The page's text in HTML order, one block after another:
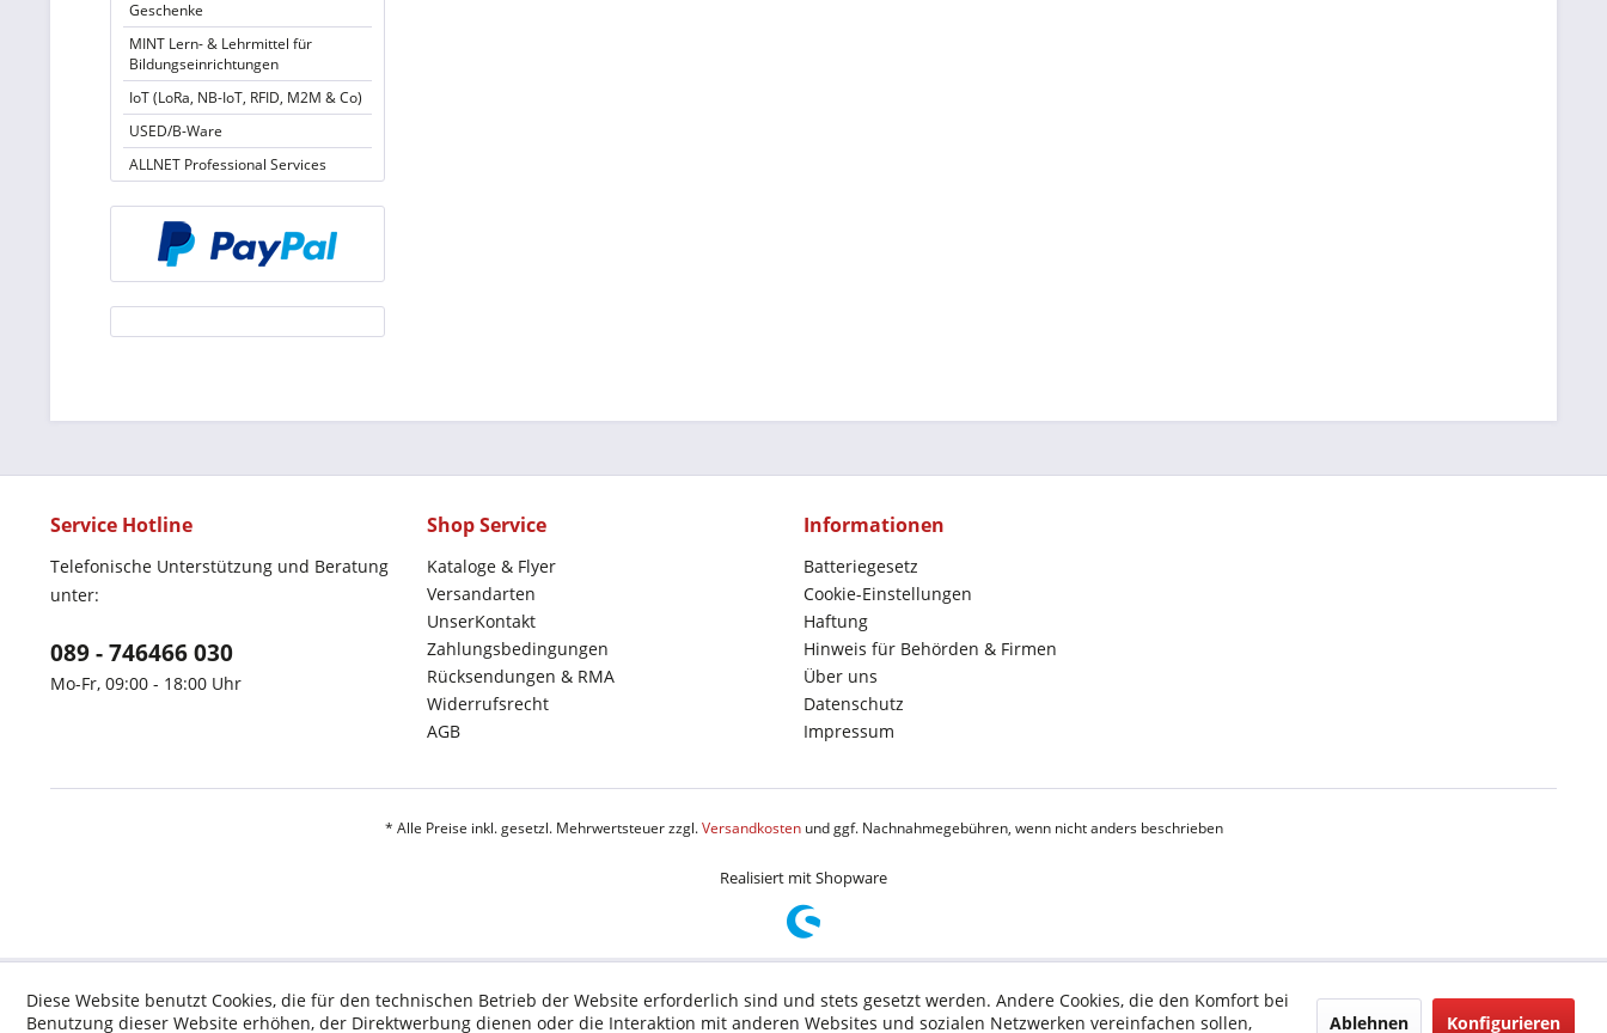
Geschenke
MINT Lern- & Lehrmittel für
Bildungseinrichtungen
IoT (LoRa, NB-IoT, RFID, M2M & Co)
USED/B-Ware
ALLNET Professional Services
Service Hotline
Telefonische Unterstützung und Beratung
unter:
089 - 746466 030
Mo-Fr, 09:00 - 18:00 Uhr
Shop Service
Kataloge & Flyer
Versandarten
UnserKontakt
Zahlungsbedingungen
Rücksendungen & RMA
Widerrufsrecht
AGB
Informationen
Batteriegesetz
Cookie-Einstellungen
Haftung
Hinweis für Behörden & Firmen
Über uns
Datenschutz
Impressum
* Alle Preise inkl. gesetzl. Mehrwertsteuer zzgl.Versandkostenund ggf. Nachnahmegebühren, wenn nicht anders beschrieben
Realisiert mit Shopware
Diese Website benutzt Cookies, die für den technischen Betrieb der Website erforderlich sind und stets gesetzt werden. Andere Cookies, die den Komfort bei
Benutzung dieser Website erhöhen, der Direktwerbung dienen oder die Interaktion mit anderen Websites und sozialen Netzwerken vereinfachen sollen,
Ablehnen Konfigurieren